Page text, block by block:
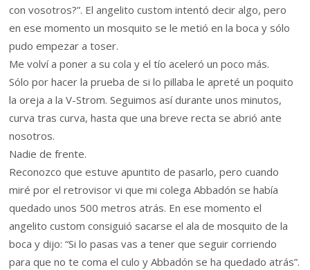
con vosotros?”. El angelito custom intentó decir algo, pero
en ese momento un mosquito se le metió en la boca y sólo
pudo empezar a toser.
Me volví a poner a su cola y el tío aceleró un poco más.
Sólo por hacer la prueba de si lo pillaba le apreté un poquito
la oreja a la V-Strom. Seguimos así durante unos minutos,
curva tras curva, hasta que una breve recta se abrió ante
nosotros.
Nadie de frente.
Reconozco que estuve apuntito de pasarlo, pero cuando
miré por el retrovisor vi que mi colega Abbadón se había
quedado unos 500 metros atrás. En ese momento el
angelito custom consiguió sacarse el ala de mosquito de la
boca y dijo: “Si lo pasas vas a tener que seguir corriendo
para que no te coma el culo y Abbadón se ha quedado atrás”.